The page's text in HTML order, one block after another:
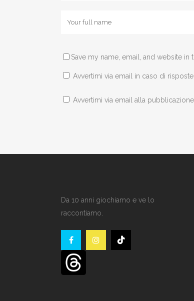
Save my name, email, and website
Avvertimi via email in caso di
Avvertimi via email alla
Da 10 anni giochiamo e ve lo
raccontiamo.